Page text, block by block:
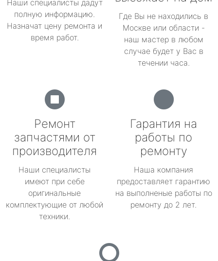
Наши специалисты дадут
полную информацию.
Назначат цену ремонта и
время работ.
Где Вы не находились в
Москве или области -
наш мастер в любом
случае будет у Вас в
течении часа.
Ремонт
запчастями от
производителя
Наши специалисты
имеют при себе
оригинальные
комплектующие от любой
техники.
Гарантия на
работы по
ремонту
Наша компания
предоставляет гарантию
на выполненые работы по
ремонту до 2 лет.